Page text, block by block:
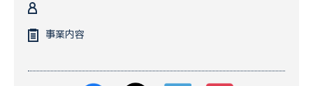
事業内容